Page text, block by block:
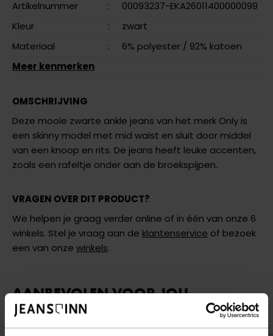
Artikelnummer
:
00093237-EKA26011400000099
Kleur
:
zwart
Materiaal
: 6% polyester / 92% katoen
Meer kenmerken
OMSCHRIJVING
Deze mooie zwarte ankle jeans van het merk Only is
een skinny model met mid waist en sluit door middel
van een knoop en rits. De jeans heeft leuke accenten,
zoals een rafeltje onder aan de broekspijpen.
VRAGEN OVER DIT PRODUCT?
We helpen je graag verder online of in één van onze 6
winkels. Stel je vraag aan de klantenservice of bezoek
een van onze winkels.
AANBEVOLEN VOOR JOU
Shop hier de meest recente jeans van Only